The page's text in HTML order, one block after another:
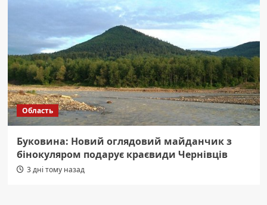
Область
Буковина: Новий оглядовий майданчик з
бінокуляром подарує краєвиди Чернівців
3 дні тому назад